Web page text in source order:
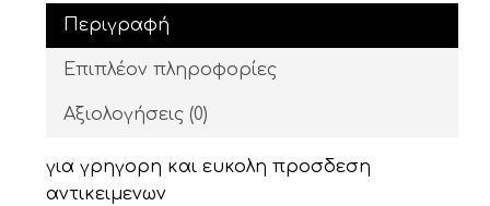
Περιγραφή
Επιπλέον πληροφορίες
Αξιολογήσεις (0)
για γρηγορη και ευκολη προσδεση
αντικειμενων